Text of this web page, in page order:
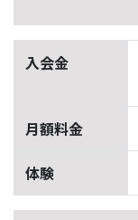
入会金
月額料金
体験